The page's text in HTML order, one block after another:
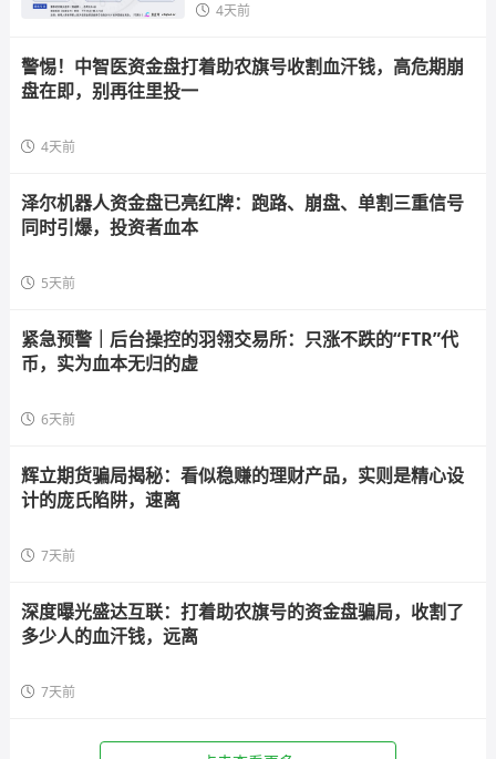
4天前
警惕！中智医资金盘打着助农旗号收割血汗钱，高危期崩
盘在即，别再往里投一
4天前
泽尔机器人资金盘已亮红牌：跑路、崩盘、单割三重信号
同时引爆，投资者血本
5天前
紧急预警｜后台操控的羽翎交易所：只涨不跌的“FTR”代
币，实为血本无归的虚
6天前
辉立期货骗局揭秘：看似稳赚的理财产品，实则是精心设
计的庞氏陷阱，速离
7天前
深度曝光盛达互联：打着助农旗号的资金盘骗局，收割了
多少人的血汗钱，远离
7天前